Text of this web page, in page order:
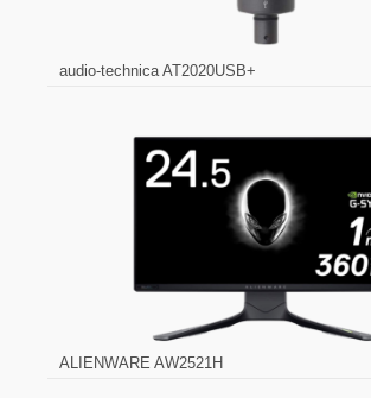
audio-technica AT2020USB+
ALIENWARE AW2521H